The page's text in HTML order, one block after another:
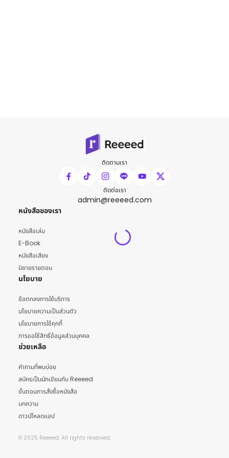
ติดตามเรา
ติดต่อเรา
admin@reeeed.com
หนังสือของเรา
หนังสือเล่ม
E-Book
หนังสือเสียง
นิยายรายตอน
นโยบาย
ข้อตกลงการใช้บริการ
นโยบายความเป็นส่วนตัว
นโยบายการใช้คุกกี้
การขอใช้สิทธิ์ข้อมูลส่วนบุคคล
ช่วยเหลือ
คำถามที่พบบ่อย
สมัครเป็นนักเขียนกับ Reeeed
ขั้นตอนการสั่งซื้อหนังสือ
บทความ
ดาวน์โหลดแอป
© 2025 Reeeed. All rights reserved.